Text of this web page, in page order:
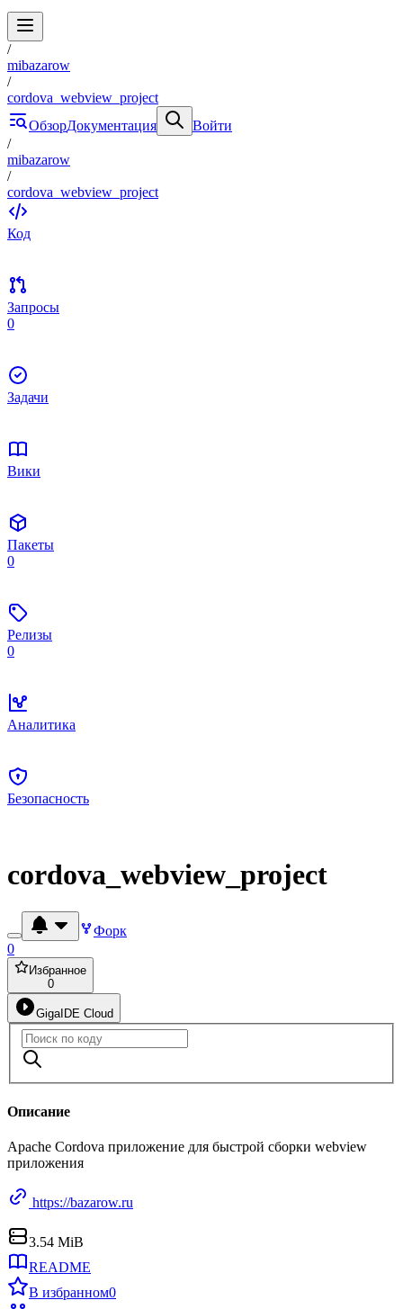
/
mibazarow
/
cordova_webview_project
ОбзорДокументация
Войти
/
mibazarow
/
cordova_webview_project
Код
Запросы
0
Задачи
Вики
Пакеты
0
Релизы
0
Аналитика
Безопасность
cordova_webview_project
Форк
0
Избранное
0
GigaIDE Cloud
Описание
Apache Cordova приложение для быстрой сборки webview
приложения
https://bazarow.ru
3.54 MiB
README
В избранном0